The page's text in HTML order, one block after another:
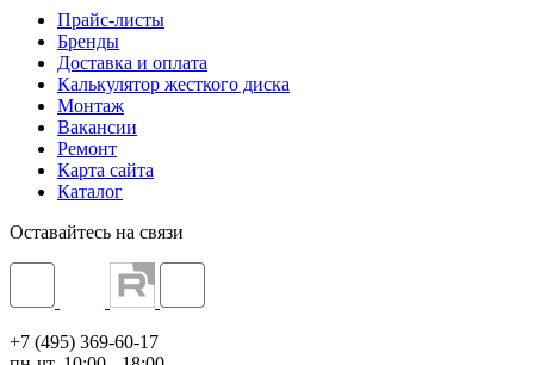
Прайс-листы
Бренды
Доставка и оплата
Калькулятор жесткого диска
Монтаж
Вакансии
Ремонт
Карта сайта
Каталог
Оставайтесь на связи
+7 (495) 369-60-17